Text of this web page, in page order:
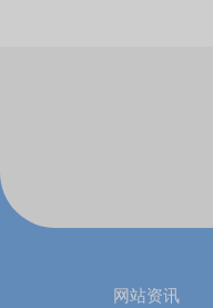
网站资讯